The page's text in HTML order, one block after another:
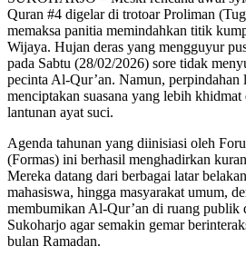
Quran #4 digelar di trotoar Proliman
memaksa panitia memindahkan titik
Wijaya. Hujan deras yang mengguyur
pada Sabtu (28/02/2026) sore tidak
pecinta Al-Qur’an. Namun, perpindahan
menciptakan suasana yang lebih
lantunan ayat suci.
Agenda tahunan yang diinisiasi oleh
(Formas) ini berhasil menghadirkan
Mereka datang dari berbagai latar
mahasiswa, hingga masyarakat umum,
membumikan Al-Qur’an di ruang publik
Sukoharjo agar semakin gemar
bulan Ramadan.